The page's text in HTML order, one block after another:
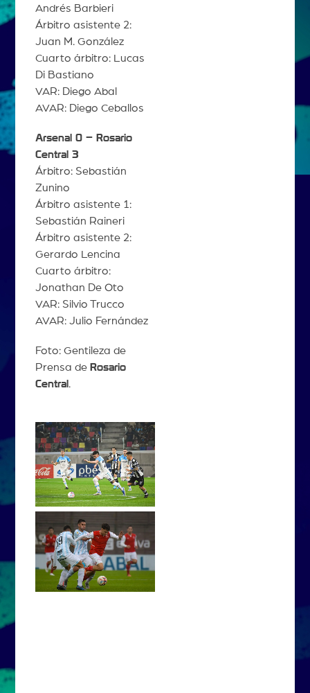
Andrés Barbieri
Árbitro asistente 2:
Juan M. González
Cuarto árbitro: Lucas
Di Bastiano
VAR: Diego Abal
AVAR: Diego Ceballos
Arsenal 0 – Rosario
Central 3
Árbitro: Sebastián
Zunino
Árbitro asistente 1:
Sebastián Raineri
Árbitro asistente 2:
Gerardo Lencina
Cuarto árbitro:
Jonathan De Oto
VAR: Silvio Trucco
AVAR: Julio Fernández
Foto: Gentileza de
Prensa de Rosario
Central .